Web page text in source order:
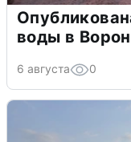
воды в
6 августа 0